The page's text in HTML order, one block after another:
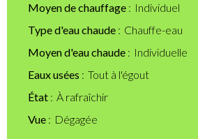
Moyen de chauffage
Individuel
Type d'eau chaude
Chauffe-eau
Moyen d'eau chaude
Individuelle
Eaux usées
Tout à l'égout
État
À rafraîchir
Vue
Dégagée